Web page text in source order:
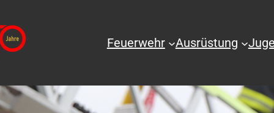
Feuerwehr Ausrüstung